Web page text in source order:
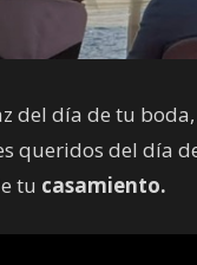
del día de tu
queridos del día
tu casamiento.